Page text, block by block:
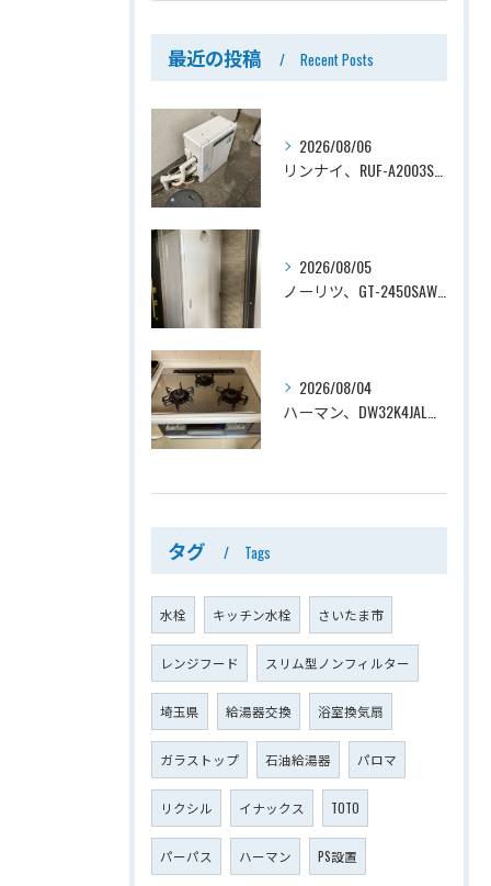
最近の投稿 Recent Posts
2026/08/06
2026/08/05
2026/08/04
タグ Tags
水栓 キッチン水栓 さいたま市
レンジフード スリム型ノンフィルター
埼玉県 給湯器交換 浴室換気扇
ガラストップ 石油給湯器 パロマ
リクシル イナックス TOTO
パーパス ハーマン PS設置